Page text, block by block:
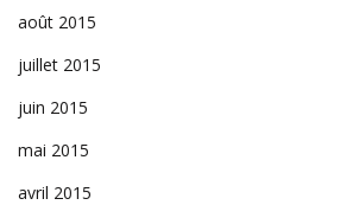
août 2015
juillet 2015
juin 2015
mai 2015
avril 2015